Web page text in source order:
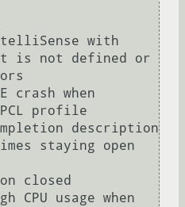
is not defined or
profile
staying open